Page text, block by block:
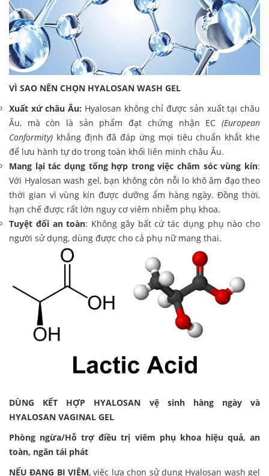
VÌ SAO NÊN CHỌN HYALOSAN WASH GEL
Xuất xứ châu Âu: Hyalosan không chỉ được sản xuất tại châu
Âu, mà còn là sản phẩm đạt chứng nhận EC (European
Conformity) khẳng định đã đáp ứng mọi tiêu chuẩn khắt khe
để lưu hành tự do trong toàn khối liên minh châu Âu.
Mang lại tác dụng tổng hợp trong việc chăm sóc vùng kín:
Với Hyalosan wash gel, bạn không còn nỗi lo khô âm đạo theo
thời gian vì vùng kín được dưỡng ẩm hàng ngày. Đồng thời,
hạn chế được rất lớn nguy cơ viêm nhiễm phụ khoa.
Tuyệt đối an toàn: Không gây bất cứ tác dụng phụ nào cho
người sử dụng, dùng được cho cả phụ nữ mang thai.
DÙNG KẾT HỢP HYALOSAN vệ sinh hàng ngày và
HYALOSAN VAGINAL GEL
Phòng ngừa/Hỗ trợ điều trị viêm phụ khoa hiệu quả, an
toàn, ngăn tái phát
NẾU ĐANG BỊ VIÊM, việc lựa chọn sử dụng Hyalosan wash gel